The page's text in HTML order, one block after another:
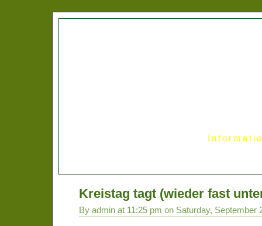
Kreistag tagt (wieder fast
By admin at 11:25 pm on Saturday, September